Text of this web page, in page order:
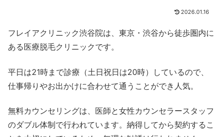
2026.01.16
フレイアクリニック渋谷院は、東京・渋谷から徒歩圏内に
ある医療脱毛クリニックです。
平日は21時まで診療（土日祝日は20時）しているので、
仕事帰りやお出かけに合わせて通うことができ人気。
無料カウンセリングは、医師と女性カウンセラースタッフ
のダブル体制で行われています。納得してから契約するこ